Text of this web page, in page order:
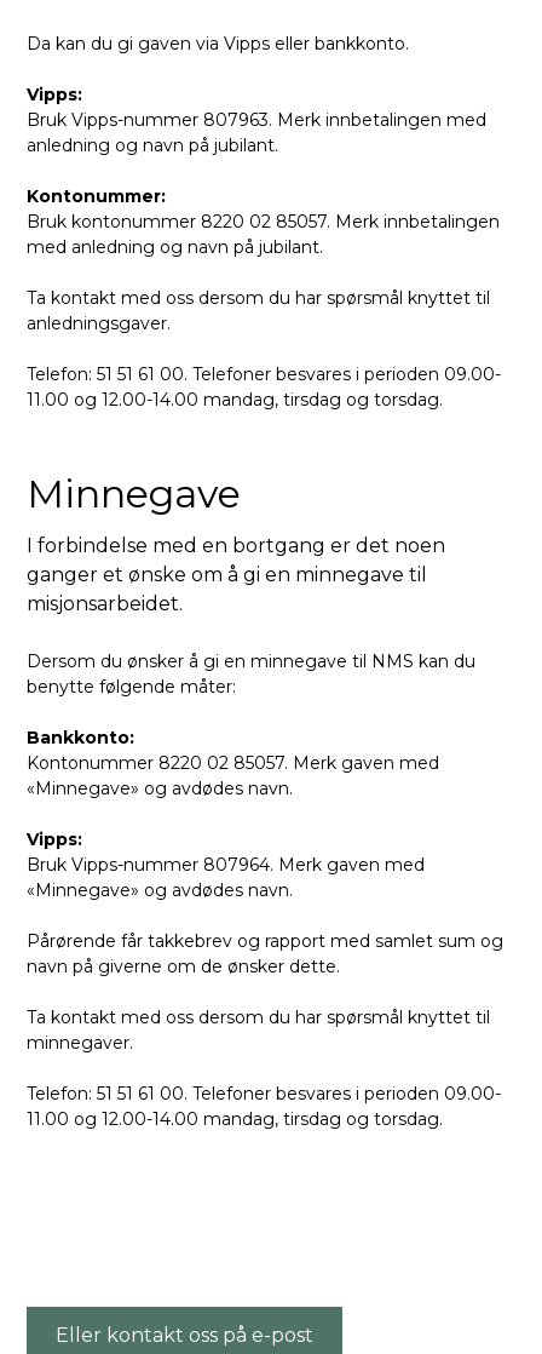
Da kan du gi gaven via Vipps eller bankkonto.
Vipps:
Bruk Vipps-nummer 807963. Merk innbetalingen med
anledning og navn på jubilant.
Kontonummer:
Bruk kontonummer 8220 02 85057. Merk innbetalingen
med anledning og navn på jubilant.
Ta kontakt med oss dersom du har spørsmål knyttet til
anledningsgaver.
Telefon: 51 51 61 00. Telefoner besvares i perioden 09.00-
11.00 og 12.00-14.00 mandag, tirsdag og torsdag.
Minnegave
I forbindelse med en bortgang er det noen
ganger et ønske om å gi en minnegave til
misjonsarbeidet.
Dersom du ønsker å gi en minnegave til NMS kan du
benytte følgende måter:
Bankkonto:
Kontonummer 8220 02 85057. Merk gaven med
«Minnegave» og avdødes navn.
Vipps:
Bruk Vipps-nummer 807964. Merk gaven med
«Minnegave» og avdødes navn.
Pårørende får takkebrev og rapport med samlet sum og
navn på giverne om de ønsker dette.
Ta kontakt med oss dersom du har spørsmål knyttet til
minnegaver.
Telefon: 51 51 61 00. Telefoner besvares i perioden 09.00-
11.00 og 12.00-14.00 mandag, tirsdag og torsdag.
Eller kontakt oss på e-post